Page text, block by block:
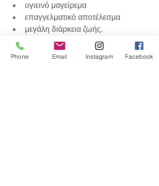
υγιεινό μαγείρεμα
επαγγελματικό αποτέλεσμα
μεγάλη διάρκεια ζωής.
Phone Email Instagram Facebook